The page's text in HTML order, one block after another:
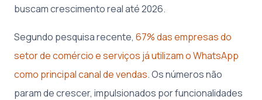
buscam crescimento real até 2026.
Segundo pesquisa recente, 67% das empresas do
setor de comércio e serviços já utilizam o WhatsApp
como principal canal de vendas. Os números não
param de crescer, impulsionados por funcionalidades